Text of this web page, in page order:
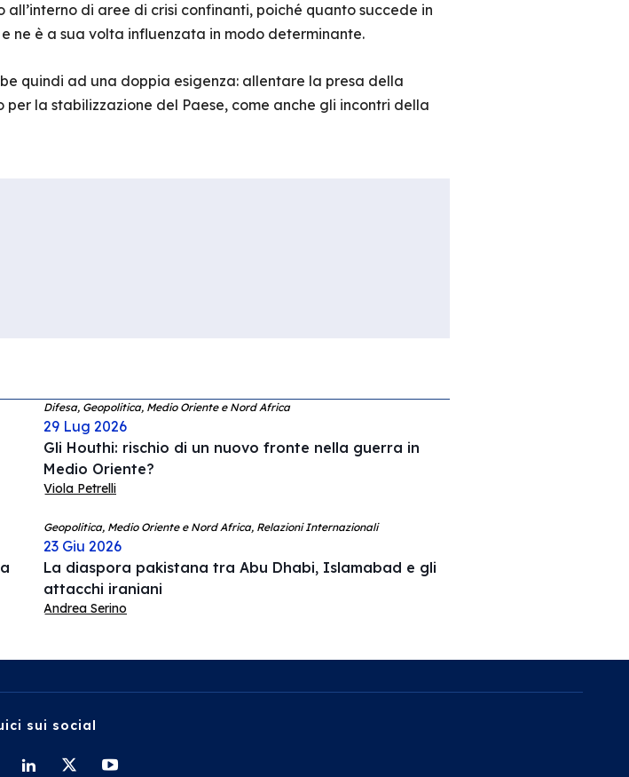
di aree di crisi confinanti, poiché quanto succede in
e ne è a sua volta influenzata in modo determinante.
quindi ad una doppia esigenza: allentare la presa della
la stabilizzazione del Paese, come anche gli incontri della
Difesa, Geopolitica, Medio Oriente e Nord Africa
29 Lug 2026
Gli Houthi: rischio di un nuovo fronte nella guerra in
Medio Oriente?
Viola Petrelli
Geopolitica, Medio Oriente e Nord Africa, Relazioni Internazionali
23 Giu 2026
La diaspora pakistana tra Abu Dhabi, Islamabad e gli
attacchi iraniani
Andrea Serino
sui social